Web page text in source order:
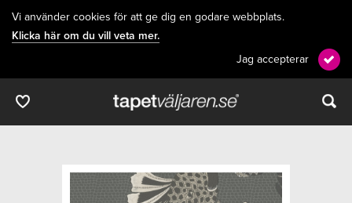
Vi använder cookies för att ge dig en godare webbplats.
Klicka här om du vill veta mer.
Jag accepterar